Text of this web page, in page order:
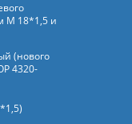
М 18*1,5 и
(нового
4320-